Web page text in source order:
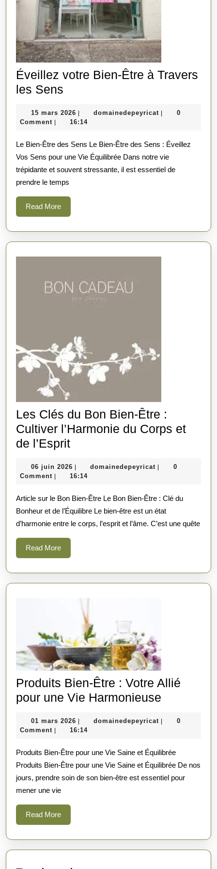
Éveillez votre Bien-Être à Travers
les Sens
Bien-
à
Travers
les
15 mars 2026 15
mars
domainedepeyricat
0
Comment
16:14
Le Bien-Être des Sens Le Bien-Être des Sens : Éveillez
Vos Sens pour une Vie Équilibrée Dans notre vie
trépidante et souvent stressante, il est essentiel de
prendre le temps
Read MoreRead
More
Les Clés du Bon Bien-Être :
Cultiver l’Harmonie du Corps et
de l’EspritLes
du
Bien-
Être
:
Cultiver
l’Harmonie
du
de
l’Esprit
06 juin 2026 06
juin
domainedepeyricat
0
Comment
16:14
Article sur le Bon Bien-Être Le Bon Bien-Être : Clé du
Bonheur et de l’Équilibre Le bien-être est un état
d’harmonie entre le corps, l’esprit et l’âme. C’est une quête
Read MoreRead
More
Produits Bien-Être : Votre Allié
pour une Vie Harmonieuse
Être
Votre
Allié
pour
01 mars 2026 01
mars
domainedepeyricat
0
Comment
16:14
Produits Bien-Être pour une Vie Saine et Équilibrée
Produits Bien-Être pour une Vie Saine et Équilibrée De nos
jours, prendre soin de son bien-être est essentiel pour
mener une vie
Read MoreRead
More